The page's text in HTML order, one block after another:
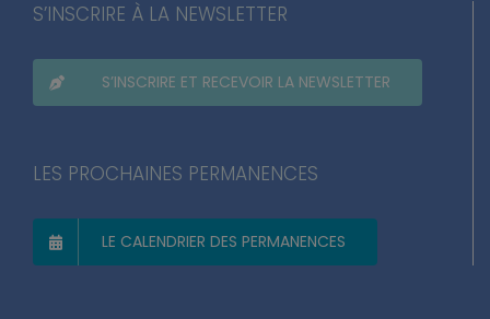
S’INSCRIRE À LA NEWSLETTER
S’INSCRIRE ET RECEVOIR LA NEWSLETTER
LES PROCHAINES PERMANENCES
LE CALENDRIER DES PERMANENCES